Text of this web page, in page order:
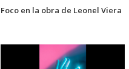
Foco en la obra de Leonel Viera